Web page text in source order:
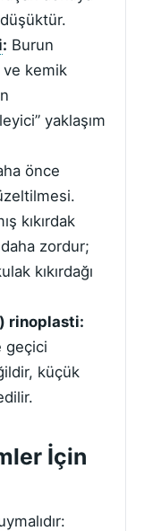
: Burun
ve kemik
yaklaşım
önce
kıkırdak
zordur;
kıkırdağı
rinoplasti:
geçici
küçük
İçin